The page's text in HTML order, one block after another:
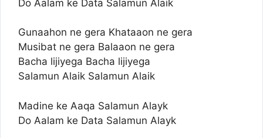
Do Aalam ke Data Salamun Alaik
Gunaahon ne gera Khataaon ne gera
Musibat ne gera Balaaon ne gera
Bacha lijiyega Bacha lijiyega
Salamun Alaik Salamun Alaik
Madine ke Aaqa Salamun Alayk
Do Aalam ke Data Salamun Alayk